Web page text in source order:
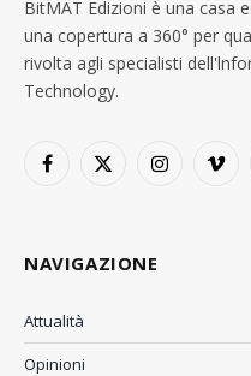
BitMAT Edizioni è una casa
una copertura a 360° per
rivolta agli specialisti
Technology.
Facebook
X
InstagramVimeo
NAVIGAZIONE
Attualità
Opinioni